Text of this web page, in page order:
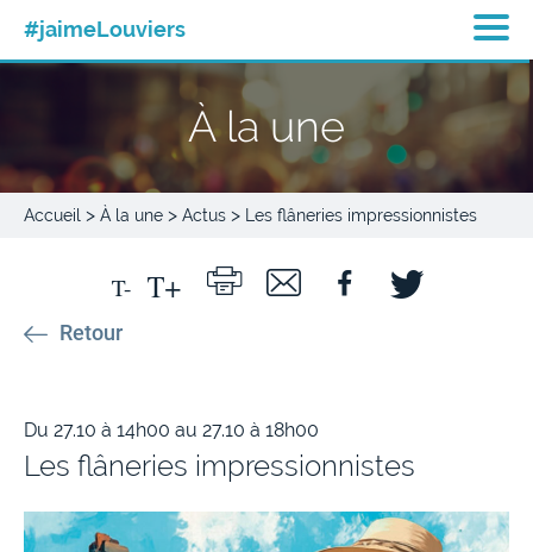
#jaimeLouviers
À la une
Accueil > À la une > Actus > Les flâneries impressionnistes
Retour
Du 27.10 à 14h00 au 27.10 à 18h00
Les flâneries impressionnistes